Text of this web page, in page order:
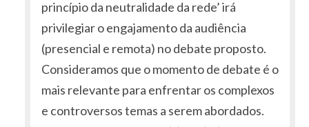
princípio da neutralidade da rede’ irá
privilegiar o engajamento da audiência
(presencial e remota) no debate proposto.
Consideramos que o momento de debate é o
mais relevante para enfrentar os complexos
e controversos temas a serem abordados.